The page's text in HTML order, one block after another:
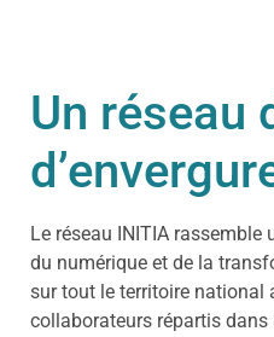
Un réseau
Le réseau INITIA rassemble
du numérique et de la
sur tout le territoire national
collaborateurs répartis